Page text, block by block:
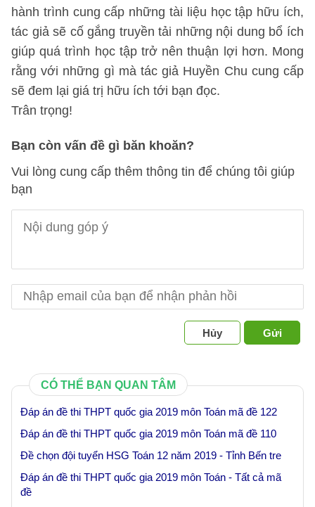
hành trình cung cấp những tài liệu học tập hữu ích,
tác giả sẽ cố gắng truyền tải những nội dung bổ ích
giúp quá trình học tập trở nên thuận lợi hơn. Mong
rằng với những gì mà tác giả Huyền Chu cung cấp
sẽ đem lại giá trị hữu ích tới bạn đọc.
Trân trọng!
Bạn còn vấn đề gì băn khoăn?
Vui lòng cung cấp thêm thông tin để chúng tôi giúp
bạn
Hủy Gửi
CÓ THỂ BẠN QUAN TÂM
Đáp án đề thi THPT quốc gia 2019 môn Toán mã đề 122
Đáp án đề thi THPT quốc gia 2019 môn Toán mã đề 110
Đề chọn đội tuyển HSG Toán 12 năm 2019 - Tỉnh Bến tre
Đáp án đề thi THPT quốc gia 2019 môn Toán - Tất cả mã
đề